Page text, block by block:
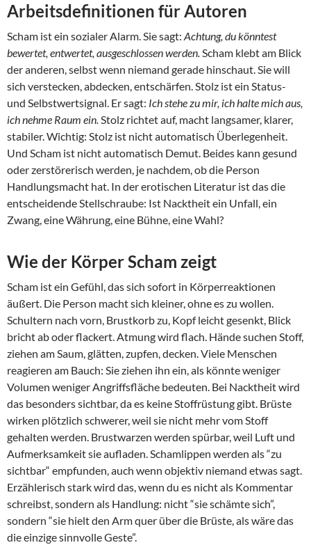
Arbeitsdefinitionen für Autoren
Scham ist ein sozialer Alarm. Sie sagt: Achtung, du könntest
bewertet, entwertet, ausgeschlossen werden.Scham klebt am Blick
der anderen, selbst wenn niemand gerade hinschaut. Sie will
sich verstecken, abdecken, entschärfen. Stolz ist ein Status-
und Selbstwertsignal. Er sagt: Ich stehe zu mir, ich halte mich aus,
ich nehme Raum ein.Stolz richtet auf, macht langsamer, klarer,
stabiler. Wichtig: Stolz ist nicht automatisch Überlegenheit.
Und Scham ist nicht automatisch Demut. Beides kann gesund
oder zerstörerisch werden, je nachdem, ob die Person
Handlungsmacht hat. In der erotischen Literatur ist das die
entscheidende Stellschraube: Ist Nacktheit ein Unfall, ein
Zwang, eine Währung, eine Bühne, eine Wahl?
Wie der Körper Scham zeigt
Scham ist ein Gefühl, das sich sofort in Körperreaktionen
äußert. Die Person macht sich kleiner, ohne es zu wollen.
Schultern nach vorn, Brustkorb zu, Kopf leicht gesenkt, Blick
bricht ab oder flackert. Atmung wird flach. Hände suchen Stoff,
ziehen am Saum, glätten, zupfen, decken. Viele Menschen
reagieren am Bauch: Sie ziehen ihn ein, als könnte weniger
Volumen weniger Angriffsfläche bedeuten. Bei Nacktheit wird
das besonders sichtbar, da es keine Stoffrüstung gibt. Brüste
wirken plötzlich schwerer, weil sie nicht mehr vom Stoff
gehalten werden. Brustwarzen werden spürbar, weil Luft und
Aufmerksamkeit sie aufladen. Schamlippen werden als “zu
sichtbar“ empfunden, auch wenn objektiv niemand etwas sagt.
Erzählerisch stark wird das, wenn du es nicht als Kommentar
schreibst, sondern als Handlung: nicht “sie schämte sich”,
sondern “sie hielt den Arm quer über die Brüste, als wäre das
die einzige sinnvolle Geste”.